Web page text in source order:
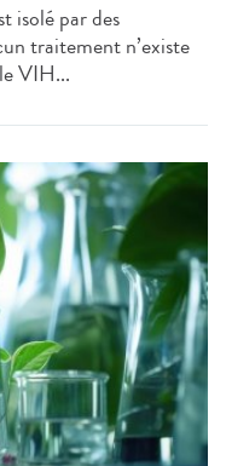
isolé par des
traitement n’existe
VIH...